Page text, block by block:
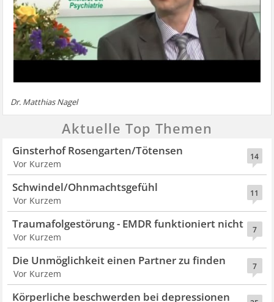
Dr. Matthias Nagel
Aktuelle Top Themen
14
Ginsterhof Rosengarten/Tötensen
Vor Kurzem
11
Schwindel/Ohnmachtsgefühl
Vor Kurzem
7
Traumafolgestörung - EMDR funktioniert nicht
Vor Kurzem
7
Die Unmöglichkeit einen Partner zu finden
Vor Kurzem
Körperliche beschwerden bei depressionen